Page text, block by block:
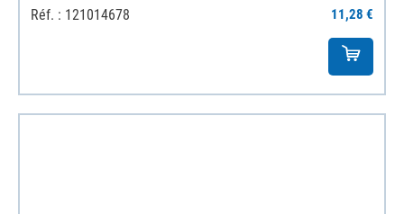
Réf. : 121014678
11,28 €